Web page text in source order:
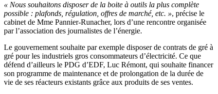
« Nous souhaitons disposer de la boite à outils la plus complète
possible : plafonds, régulation, offres de marché, etc. », précise le
cabinet de Mme Pannier-Runacher, lors d’une rencontre organisée
par l’association des journalistes de l’énergie.
Le gouvernement souhaite par exemple disposer de contrats de gré à
gré pour les industriels gros consommateurs d’électricité. Ce que
défend d’ailleurs le PDG d’EDF, Luc Rémont, qui souhaite financer
son programme de maintenance et de prolongation de la durée de
vie de ses réacteurs existants grâce aux produits de ses ventes.